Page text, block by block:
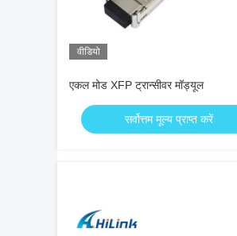
वीडियो
एकल मोड XFP ट्रान्सीवर मॉड्यूल
सर्वोत्तम मूल्य प्राप्त करें